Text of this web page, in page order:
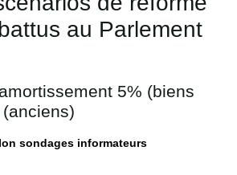
au Parlement
5% (biens
sondages informateurs